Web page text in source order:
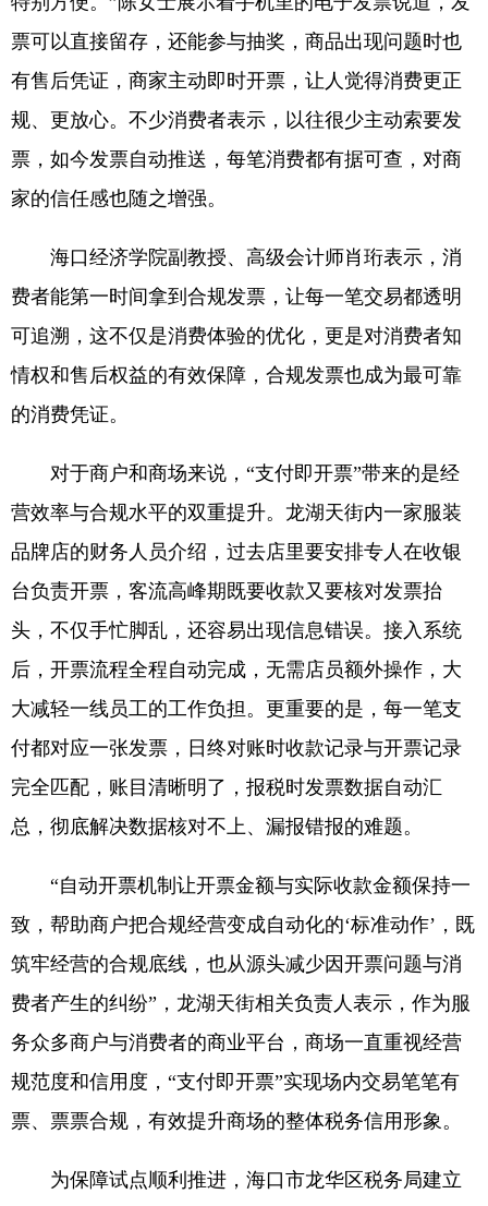
票可以直接留存，还能参与抽奖，商品出现问题时也
有售后凭证，商家主动即时开票，让人觉得消费更正
规、更放心。不少消费者表示，以往很少主动索要发
票，如今发票自动推送，每笔消费都有据可查，对商
家的信任感也随之增强。
海口经济学院副教授、高级会计师肖珩表示，消
费者能第一时间拿到合规发票，让每一笔交易都透明
可追溯，这不仅是消费体验的优化，更是对消费者知
情权和售后权益的有效保障，合规发票也成为最可靠
的消费凭证。
对于商户和商场来说，“支付即开票”带来的是经
营效率与合规水平的双重提升。龙湖天街内一家服装
品牌店的财务人员介绍，过去店里要安排专人在收银
台负责开票，客流高峰期既要收款又要核对发票抬
头，不仅手忙脚乱，还容易出现信息错误。接入系统
后，开票流程全程自动完成，无需店员额外操作，大
大减轻一线员工的工作负担。更重要的是，每一笔支
付都对应一张发票，日终对账时收款记录与开票记录
完全匹配，账目清晰明了，报税时发票数据自动汇
总，彻底解决数据核对不上、漏报错报的难题。
“自动开票机制让开票金额与实际收款金额保持一
致，帮助商户把合规经营变成自动化的‘标准动作’，既
筑牢经营的合规底线，也从源头减少因开票问题与消
费者产生的纠纷”，龙湖天街相关负责人表示，作为服
务众多商户与消费者的商业平台，商场一直重视经营
规范度和信用度，“支付即开票”实现场内交易笔笔有
票、票票合规，有效提升商场的整体税务信用形象。
为保障试点顺利推进，海口市龙华区税务局建立